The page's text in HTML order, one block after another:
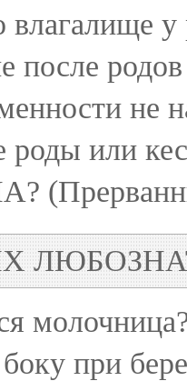
влагалище
после родов
не
роды или
при